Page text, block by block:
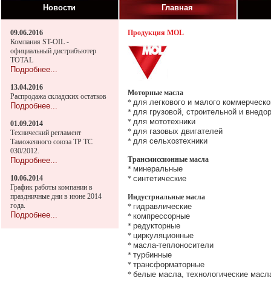
Новости Главная
09.06.2016
Компания ST-OIL -
официальный дистрибъютер
TOTAL
Подробнее...
13.04.2016
Распродажа складских остатков
Подробнее...
01.09.2014
Технический регламент
Таможенного союза ТР ТС
030/2012.
Подробнее...
10.06.2014
График работы компании в
праздничные дни в июне 2014
года.
Подробнее...
Продукция MOL
Моторные масла
* для легкового и малого
* для грузовой, строительной и
* для мототехники
* для газовых двигателей
* для сельхозтехники
Трансмиссионные масла
* минеральные
* синтетические
Индустриальные масла
* гидравлические
* компрессорные
* редукторные
* циркуляционные
* масла-теплоносители
* турбинные
* трансформаторные
* белые масла, технологические